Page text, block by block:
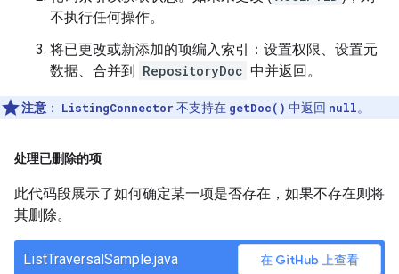
不执行任何操作。
将已更改或新添加的项编入索引：设置权限、设置元
数据、合并到 RepositoryDoc 中并返回。
注意 ： ListingConnector 不支持在 getDoc() 中返回 null。
处理已删除的项
此代码段展示了如何确定某一项是否存在，如果不存在则将
其删除。
ListTraversalSample.java 在 GitHub 上查看